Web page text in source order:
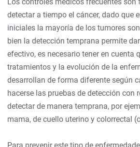
detectar a tiempo el cáncer, dado que
iniciales la mayoría de los tumores
bien la detección temprana permite
efectivo, es necesario tener en cuenta
tratamientos y la evolución de la
desarrollan de forma diferente según
hacerse las pruebas de detección con
detectar de manera temprana, por
mama, de cuello uterino y colorrectal